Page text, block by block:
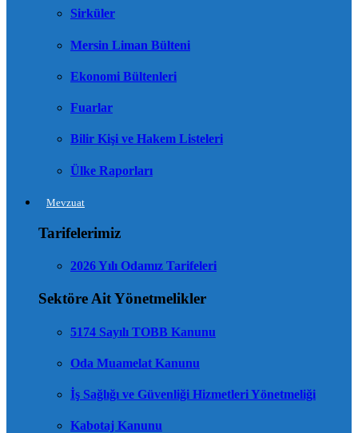
Sirküler
Mersin Liman Bülteni
Ekonomi Bültenleri
Fuarlar
Bilir Kişi ve Hakem Listeleri
Ülke Raporları
Mevzuat
Tarifelerimiz
2026 Yılı Odamız Tarifeleri
Sektöre Ait Yönetmelikler
5174 Sayılı TOBB Kanunu
Oda Muamelat Kanunu
İş Sağlığı ve Güvenliği Hizmetleri Yönetmeliği
Kabotaj Kanunu